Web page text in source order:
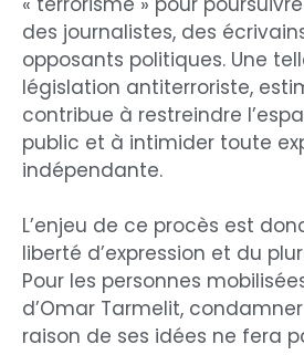
des journalistes, des
opposants politiques. Une
législation antiterroriste,
contribue à restreindre
public et à intimider toute
indépendante.
L’enjeu de ce procès est
liberté d’expression et du
Pour les personnes
d’Omar Tarmelit,
raison de ses idées ne fera